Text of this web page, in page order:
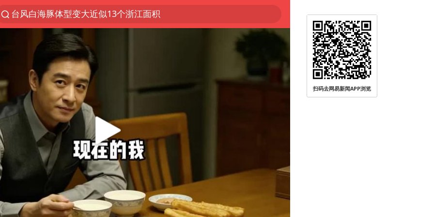
台风白海豚体型变大近似13个浙江面积
夜幕落下 运动上场
泰交通部副部长回应中国人遭歧视手势
改名后的“青海拉面”店
段绚竞因公牺牲 年仅44岁
1岁宝宝碰坏纸巾盒 宝妈被索赔924元
女子开一天一夜空调后二氧化碳中毒
男子结婚8年3个女儿均非亲生
“空调24小时开着更省电”不实
“不建议大家买深色蛋糕”
台风白海豚逼近 暴雨大暴雨来袭
扫码去网易新闻APP浏览